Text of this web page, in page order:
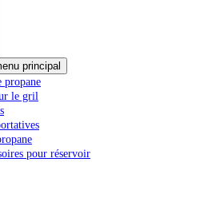
principal
propane
le gril
pour réservoir